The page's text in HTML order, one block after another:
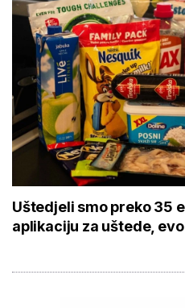
Uštedjeli smo preko 35
aplikaciju za uštede,